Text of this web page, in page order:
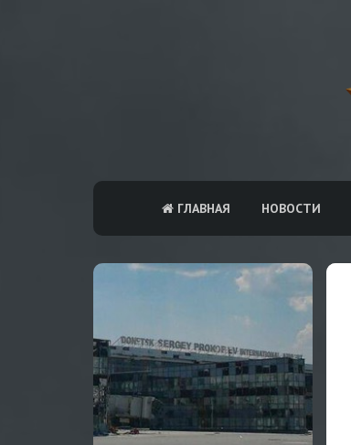
ГЛАВНАЯ НОВОСТИ